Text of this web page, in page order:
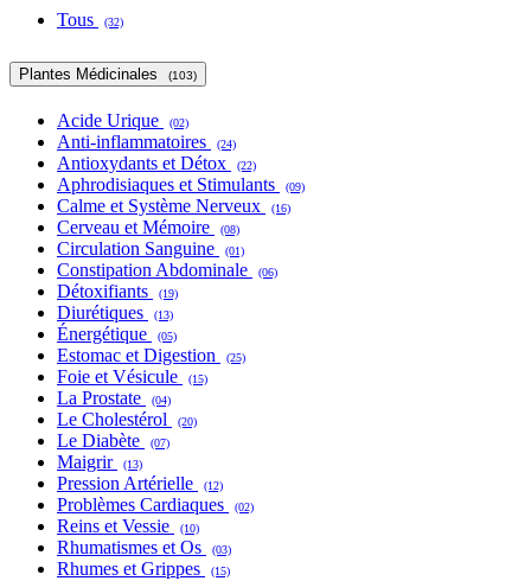
Tous (32)
Plantes Médicinales (103)
Acide Urique (02)
Anti-inflammatoires (24)
Antioxydants et Détox (22)
Aphrodisiaques et Stimulants (09)
Calme et Système Nerveux (16)
Cerveau et Mémoire (08)
Circulation Sanguine (01)
Constipation Abdominale (06)
Détoxifiants (19)
Diurétiques (13)
Énergétique (05)
Estomac et Digestion (25)
Foie et Vésicule (15)
La Prostate (04)
Le Cholestérol (20)
Le Diabète (07)
Maigrir (13)
Pression Artérielle (12)
Problèmes Cardiaques (02)
Reins et Vessie (10)
Rhumatismes et Os (03)
Rhumes et Grippes (15)